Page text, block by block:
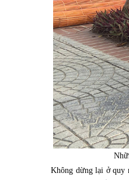
Không dừng lại ở quy